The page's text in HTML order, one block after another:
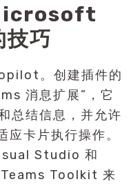
巧
。创建插件的
消息扩展”，它
总结信息，并允许
卡片执行操作。
Studio 和
Toolkit 来